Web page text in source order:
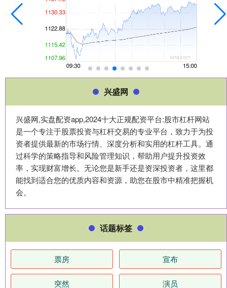
兴盛网
兴盛网,实盘配资app,2024十大正规配资平台:股市杠杆网站
是一个专注于股票投资与杠杆交易的专业平台，致力于为投
资者提供最新的市场行情、深度分析和实用的杠杆工具。通
过科学的策略指导和风险管理知识，帮助用户提升投资效
率，实现财富增长。无论您是新手还是资深投资者，这里都
能找到适合您的优质内容和资源，助您在股市中精准把握机
会。
话题标签
票房 宣布
突然 演员